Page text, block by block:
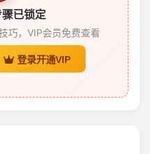
已锁定
巧，VIP会员免费查看
登录开通VIP